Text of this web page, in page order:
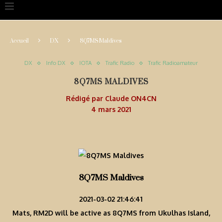
Accueil DX 8Q7MS Maldives
DX Info DX IOTA Trafic Radio Trafic Radioamateur
8Q7MS MALDIVES
Rédigé par Claude ON4CN
4 mars 2021
8Q7MS Maldives
2021-03-02 21:46:41
Mats, RM2D will be active as 8Q7MS from Ukulhas Island,